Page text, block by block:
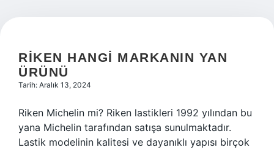
RIKEN HANGI MARKANIN YAN
ÜRÜNÜ
Tarih: Aralık 13, 2024
Riken Michelin mi? Riken lastikleri 1992 yılından bu
yana Michelin tarafından satışa sunulmaktadır.
Lastik modelinin kalitesi ve dayanıklı yapısı birçok